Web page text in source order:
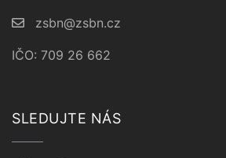
zsbn@zsbn.cz
IČO: 709 26 662
SLEDUJTE NÁS